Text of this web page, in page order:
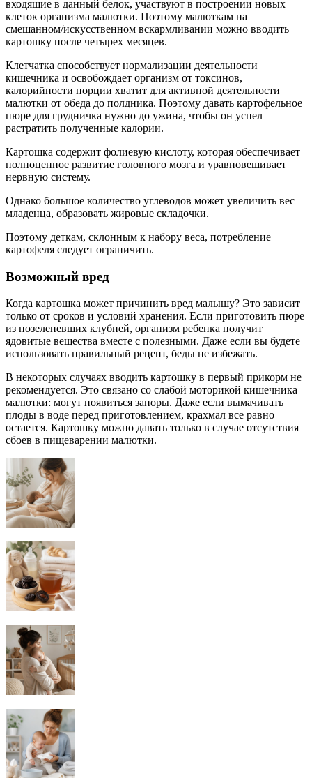
входящие в данный белок, участвуют в построении новых
клеток организма малютки. Поэтому малюткам на
смешанном/искусственном вскармливании можно вводить
картошку после четырех месяцев.
Клетчатка способствует нормализации деятельности
кишечника и освобождает организм от токсинов,
калорийности порции хватит для активной деятельности
малютки от обеда до полдника. Поэтому давать картофельное
пюре для грудничка нужно до ужина, чтобы он успел
растратить полученные калории.
Картошка содержит фолиевую кислоту, которая обеспечивает
полноценное развитие головного мозга и уравновешивает
нервную систему.
Однако большое количество углеводов может увеличить вес
младенца, образовать жировые складочки.
Поэтому деткам, склонным к набору веса, потребление
картофеля следует ограничить.
Возможный вред
Когда картошка может причинить вред малышу? Это зависит
только от сроков и условий хранения. Если приготовить пюре
из позеленевших клубней, организм ребенка получит
ядовитые вещества вместе с полезными. Даже если вы будете
использовать правильный рецепт, беды не избежать.
В некоторых случаях вводить картошку в первый прикорм не
рекомендуется. Это связано со слабой моторикой кишечника
малютки: могут появиться запоры. Даже если вымачивать
плоды в воде перед приготовлением, крахмал все равно
остается. Картошку можно давать только в случае отсутствия
сбоев в пищеварении малютки.